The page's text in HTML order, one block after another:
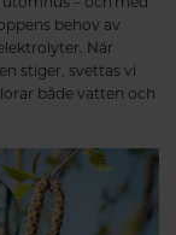
behov av
När
stiger, svettas vi
både vatten och
orka mer och
som trötthet,
yrsel.